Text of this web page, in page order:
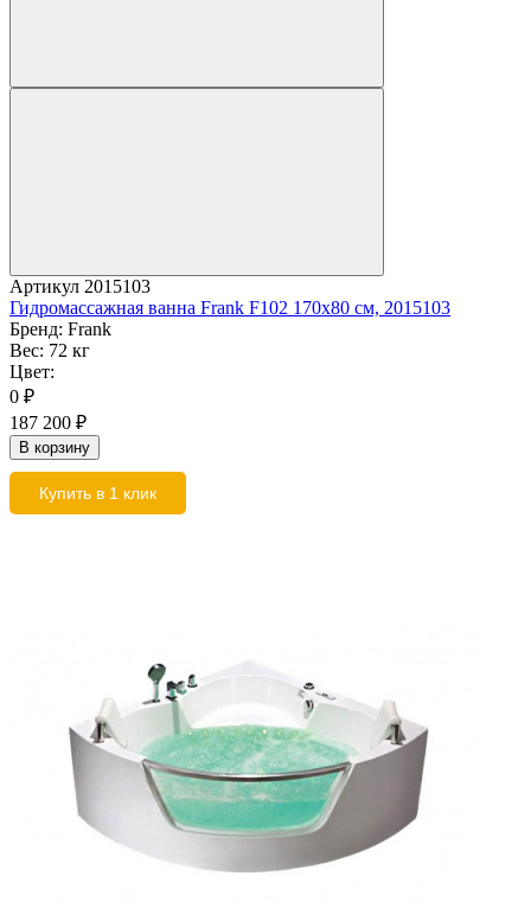
Артикул 2015103
Гидромассажная ванна Frank F102 170x80 см, 2015103
Бренд: Frank
Вес: 72 кг
Цвет:
0 ₽
187 200 ₽
В корзину
Купить в 1 клик